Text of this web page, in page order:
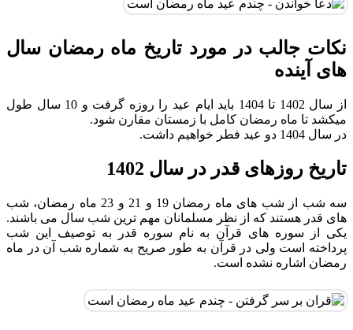
نکات جالب در مورد تاریخ ماه رمضان سال
های آینده
از سال 1402 تا 1404 باید ایام عید را روزه گرفت و 10 سال طول
میکشد تا ماه رمضان کامل با زمستان مقارن شود.
در سال 1404 دو عید فطر خواهیم داشت.
تاریخ روزهای قدر در سال 1402
سه شب از شب های ماه رمضان 19 و 21 و 23 ماه رمضان، شب
های قدر هستند که از نظر مسلمانان مهم ترین شب سال می باشند.
یکی از سوره های قرآن به نام سوره قدر به توصیف این شب
پرداخته است ولی در قرآن به طور صریح به شماره شب آن در ماه
رمضان اشاره نشده است.